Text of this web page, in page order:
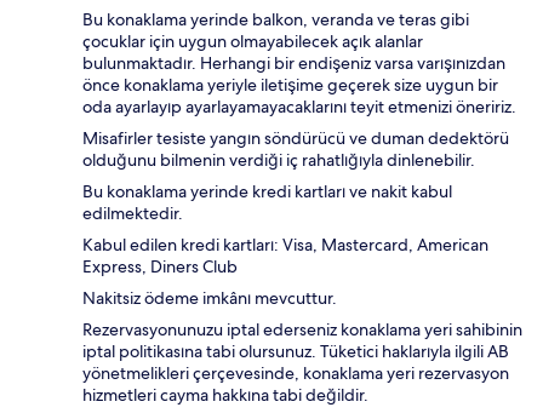
Bu konaklama yerinde balkon, veranda ve teras gibi
çocuklar için uygun olmayabilecek açık alanlar
bulunmaktadır. Herhangi bir endişeniz varsa varışınızdan
önce konaklama yeriyle iletişime geçerek size uygun bir
oda ayarlayıp ayarlayamayacaklarını teyit etmenizi öneririz.
Misafirler tesiste yangın söndürücü ve duman dedektörü
olduğunu bilmenin verdiği iç rahatlığıyla dinlenebilir.
Bu konaklama yerinde kredi kartları ve nakit kabul
edilmektedir.
Kabul edilen kredi kartları: Visa, Mastercard, American
Express, Diners Club
Nakitsiz ödeme imkânı mevcuttur.
Rezervasyonunuzu iptal ederseniz konaklama yeri sahibinin
iptal politikasına tabi olursunuz. Tüketici haklarıyla ilgili AB
yönetmelikleri çerçevesinde, konaklama yeri rezervasyon
hizmetleri cayma hakkına tabi değildir.